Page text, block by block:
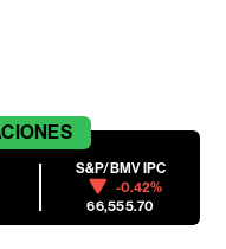
S&P/BMV IPC
-0.42%
66,555.70